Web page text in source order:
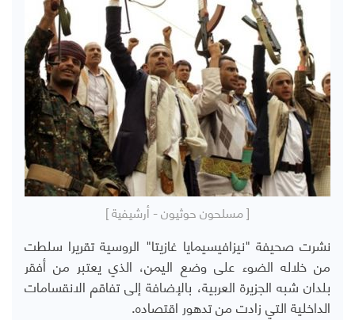
[ مسلحون حوثيون - أرشيفية ]
نشرت صحيفة "نيزافيسيمايا غازيتا" الروسية تقريرا سلطت
من خلاله الضوء على وضع اليمن، الذي يعتبر من أفقر
بلدان شبه الجزيرة العربية، بالإضافة إلى تفاقم الانقسامات
الداخلية التي زادت من تدهور اقتصاده.